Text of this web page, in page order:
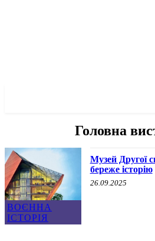
Головна
ВОЄННА
ІСТОРІЯ
Музей Другої
береже історію
26.09.2025